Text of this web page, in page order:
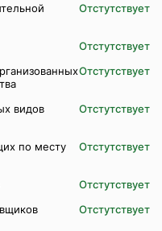
Отстутствует
Отстутствует
Отстутствует
видов
Отстутствует
по месту
Отстутствует
Отстутствует
Отстутствует